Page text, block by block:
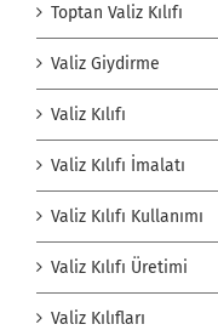
Toptan Valiz Kılıfı
Valiz Giydirme
Valiz Kılıfı
Valiz Kılıfı İmalatı
Valiz Kılıfı Kullanımı
Valiz Kılıfı Üretimi
Valiz Kılıfları